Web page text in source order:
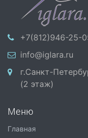
+7(812)946-25-
info@iglara.ru
г.Санкт-
(2 этаж)
Меню
Главная